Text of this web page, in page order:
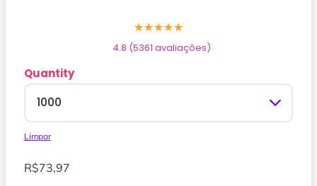
★★★★★
4.8 (5361 avaliações)
Quantity
Limpar
R$73,97